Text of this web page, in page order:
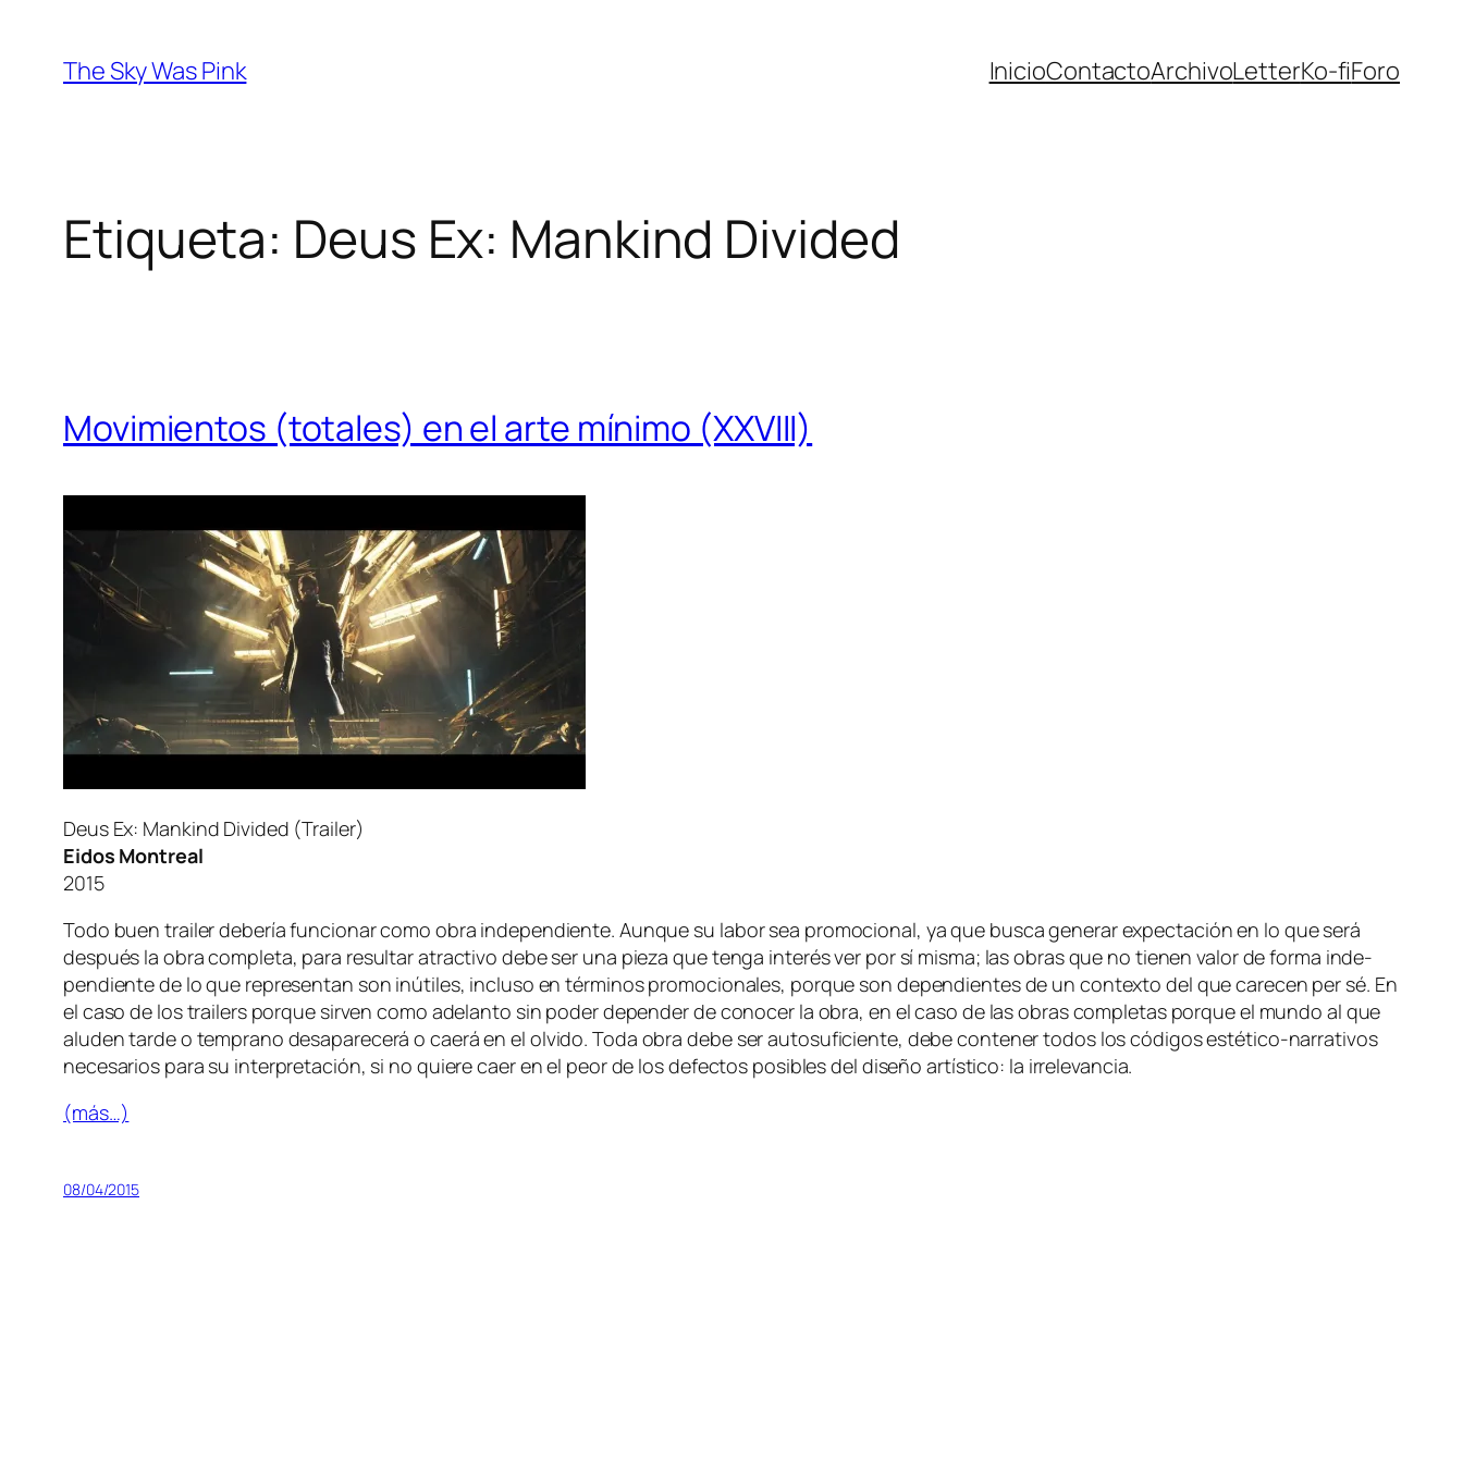
contenido
The Sky Was Pink InicioContactoArchivoLetterKo-fiForo
Etiqueta: Deus Ex: Mankind Divided
Movimientos (totales) en el arte mínimo (XXVIII)
Deus Ex: Mankind Divided (Trailer)
Eidos Montreal
2015
Todo buen trai­ler de­be­ría fun­cio­nar co­mo obra in­de­pen­dien­te. Aunque su la­bor sea pro­mo­cio­nal, ya que bus­ca ge­ne­rar ex­pec­ta­ción en lo que se­rá
des­pués la obra com­ple­ta, pa­ra re­sul­tar atrac­ti­vo de­be ser una pie­za que ten­ga in­te­rés ver por sí mis­ma; las obras que no tie­nen va­lor de for­ma in­de­
pen­dien­te de lo que re­pre­sen­tan son inú­ti­les, in­clu­so en tér­mi­nos pro­mo­cio­na­les, por­que son de­pen­dien­tes de un con­tex­to del que ca­re­cen per sé. En
el ca­so de los trai­lers por­que sir­ven co­mo ade­lan­to sin po­der de­pen­der de co­no­cer la obra, en el ca­so de las obras com­ple­tas por­que el mun­do al que
alu­den tar­de o tem­prano des­apa­re­ce­rá o cae­rá en el ol­vi­do. Toda obra de­be ser au­to­su­fi­cien­te, de­be con­te­ner to­dos los có­di­gos estético-narrativos
ne­ce­sa­rios pa­ra su in­ter­pre­ta­ción, si no quie­re caer en el peor de los de­fec­tos po­si­bles del di­se­ño ar­tís­ti­co: la irrelevancia.
(más…)
08/04/2015